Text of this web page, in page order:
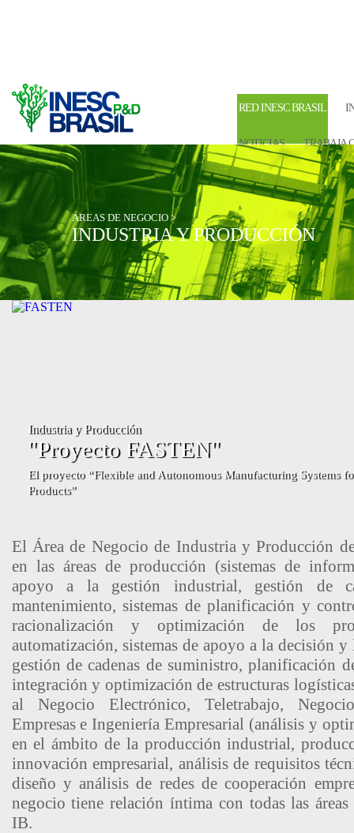
RED INESC BRASIL
NOTICIAS TRABAJA
ÁREAS DE NEGOCIO >
INDUSTRIA Y PRODUCCIÓN
Industria y Producción
"Proyecto FASTEN"
El proyecto “Flexible and Autonomous Manufacturing Systems
Products”
El Área de Negocio de Industria y Producción
en las áreas de producción (sistemas de
apoyo a la gestión industrial, gestión de
mantenimiento, sistemas de planificación y
racionalización y optimización de los
automatización, sistemas de apoyo a la decisión y
gestión de cadenas de suministro, planificación
integración y optimización de estructuras
al Negocio Electrónico, Teletrabajo,
Empresas e Ingeniería Empresarial (análisis y
en el ámbito de la producción industrial,
innovación empresarial, análisis de requisitos
diseño y análisis de redes de cooperación
negocio tiene relación íntima con todas las
IB.